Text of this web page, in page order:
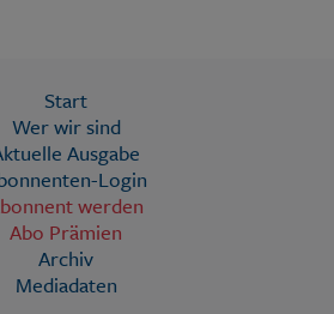
Start
Wer wir sind
Ausgabe
Login
werden
Abo Prämien
Archiv
Mediadaten